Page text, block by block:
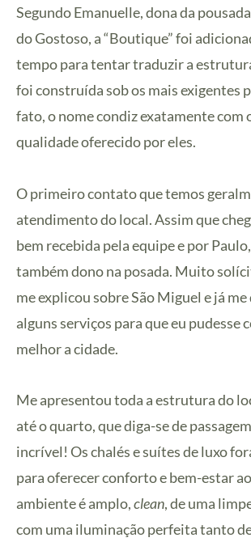
Segundo Emanuelle, dona da
do Gostoso, a “Boutique” foi
tempo para tentar traduzir a
foi construída sob os mais exigentes
fato, o nome condiz exatamente com
qualidade oferecido por eles.
O primeiro contato que temos
atendimento do local. Assim que
bem recebida pela equipe e por
também dono na posada. Muito
me explicou sobre São Miguel e já me
alguns serviços para que eu pudesse
melhor a cidade.
Me apresentou toda a estrutura do
até o quarto, que diga-se de
incrível! Os chalés e suítes de luxo
para oferecer conforto e bem-estar
ambiente é amplo,clean, de uma
com uma iluminação perfeita tanto